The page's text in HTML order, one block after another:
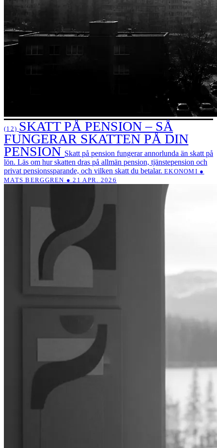
(12) SKATT PÅ PENSION – SÅ
FUNGERAR SKATTEN PÅ DIN
PENSION Skatt på pension fungerar annorlunda än skatt på
lön. Läs om hur skatten dras på allmän pension, tjänstepension och
privat pensionssparande, och vilken skatt du betalar. EKONOMI ●
MATS BERGGREN ● 21 APR. 2026